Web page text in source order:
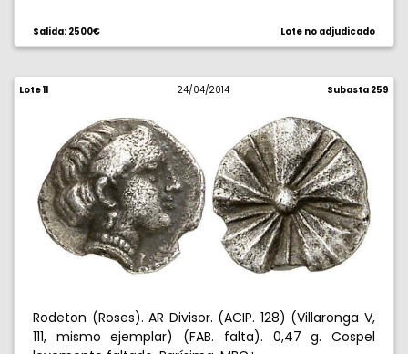
Salida: 2500€ Lote no adjudicado
Lote 11 24/04/2014 Subasta 259
Rodeton (Roses). AR Divisor. (ACIP. 128) (Villaronga V,
111, mismo ejemplar) (FAB. falta). 0,47 g. Cospel